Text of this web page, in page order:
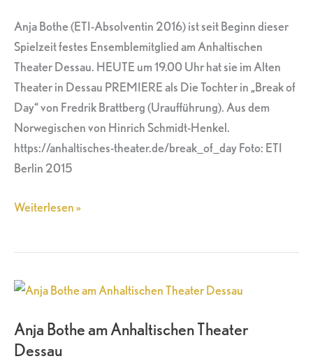
Anja Bothe (ETI-Absolventin 2016) ist seit Beginn dieser
Spielzeit festes Ensemblemitglied am Anhaltischen
Theater Dessau. HEUTE um 19.00 Uhr hat sie im Alten
Theater in Dessau PREMIERE als Die Tochter in „Break of
Day“ von Fredrik Brattberg (Uraufführung). Aus dem
Norwegischen von Hinrich Schmidt-Henkel.
https://anhaltisches-theater.de/break_of_day Foto: ETI
Berlin 2015
Day“
in
Dessau
Weiterlesen »
Anja Bothe am Anhaltischen Theater
Dessau
Anja
am
Anhaltischen